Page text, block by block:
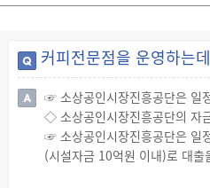
커피전문점을 운영하는
☞ 소상공인시장진흥공단은 일
◇ 소상공인시장진흥공단의 자
☞ 소상공인시장진흥공단은 일
(시설자금 10억원 이내)로 대